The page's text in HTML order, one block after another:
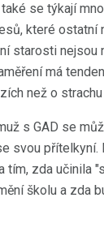
se týkají
které ostatní
starosti nejsou
má
než o
s GAD se
svou přítelkyní.
tím, zda učinila
školu a zda